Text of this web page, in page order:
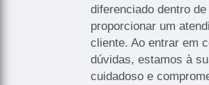
diferenciado dentro
proporcionar um
cliente. Ao entrar em
dúvidas, estamos à
cuidadoso e